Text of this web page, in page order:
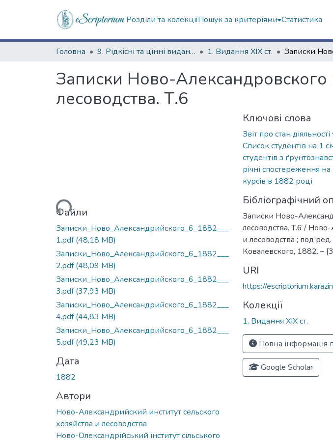
Розділи та колекціїПошук за критеріями Статистика
Головна 9. Рідкісні та цінні видання 1. Видання ХІХ ст.
Записки Ново-Александровского
лесоводства. Т.6
Вантажиться...Файли
Записки_Ново_Александрийского_6_1882___
1.pdf(48,18 MB)
Записки_Ново_Александрийского_6_1882___
2.pdf(48,09 MB)
Записки_Ново_Александрийского_6_1882___
3.pdf(37,93 MB)
Записки_Ново_Александрийского_6_1882___
4.pdf(44,83 MB)
Записки_Ново_Александрийского_6_1882___
5.pdf(49,23 MB)
Дата
1882
Автори
Ново-Александрийский институт сельского
хозяйства и лесоводства
Ново-Олександрійський інститут сільського
Ключові слова
Звіт про стан
Список студентів на 1
студентів з
річні спостереження на
курсів в 1882 році
Бібліографічний
Записки Ново-
лесоводства. Т.6 /
и лесоводства ; под
Ковалевского, 1882. –
URI
https://
Колекції
1. Видання ХІХ ст.
Повна інформація
Google Scholar